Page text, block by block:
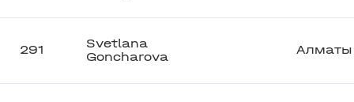
291
Svetlana
Goncharova
Алматы